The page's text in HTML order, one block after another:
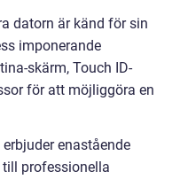
datorn är känd för sin
imponerande
skärm, Touch ID-
för att möjliggöra en
enastående
professionella